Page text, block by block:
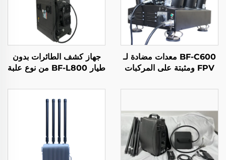
BF-C600 معدات مضادة لـ
FPV ومثبتة على المركبات
جهاز كشف الطائرات بدون
طيار BF-L800 من نوع علبة